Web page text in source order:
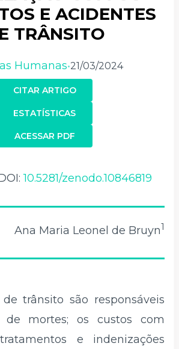
E ACIDENTES
TRÂNSITO
Humanas•21/03/2024
CITAR ARTIGO
ACESSAR PDF
ESTATÍSTICAS
10.5281/zenodo.10846819
Ana Maria Leonel de Bruyn1
trânsito são responsáveis
de mortes; os custos com
e indenizações